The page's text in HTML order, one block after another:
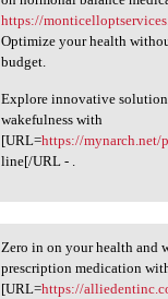
https://
Optimize your health
budget.
Explore innovative
wakefulness with
[URL=https://
line[/URL - .
in on your
Zero in on your health and
prescription medication
[URL=https://